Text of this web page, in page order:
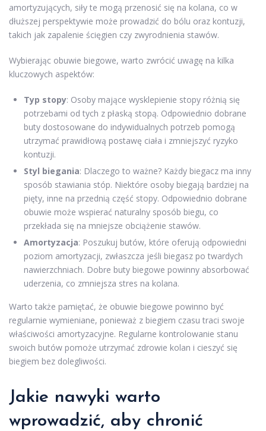
amortyzujących, siły te mogą przenosić się na kolana, co w
dłuższej perspektywie może prowadzić do bólu oraz kontuzji,
takich jak zapalenie ścięgien czy zwyrodnienia stawów.
Wybierając obuwie biegowe, warto zwrócić uwagę na kilka
kluczowych aspektów:
Typ stopy: Osoby mające wysklepienie stopy różnią się
potrzebami od tych z płaską stopą. Odpowiednio dobrane
buty dostosowane do indywidualnych potrzeb pomogą
utrzymać prawidłową postawę ciała i zmniejszyć ryzyko
kontuzji.
Styl biegania: Dlaczego to ważne? Każdy biegacz ma inny
sposób stawiania stóp. Niektóre osoby biegają bardziej na
pięty, inne na przednią część stopy. Odpowiednio dobrane
obuwie może wspierać naturalny sposób biegu, co
przekłada się na mniejsze obciążenie stawów.
Amortyzacja: Poszukuj butów, które oferują odpowiedni
poziom amortyzacji, zwłaszcza jeśli biegasz po twardych
nawierzchniach. Dobre buty biegowe powinny absorbować
uderzenia, co zmniejsza stres na kolana.
Warto także pamiętać, że obuwie biegowe powinno być
regularnie wymieniane, ponieważ z biegiem czasu traci swoje
właściwości amortyzacyjne. Regularne kontrolowanie stanu
swoich butów pomoże utrzymać zdrowie kolan i cieszyć się
biegiem bez dolegliwości.
Jakie nawyki warto
wprowadzić, aby chronić